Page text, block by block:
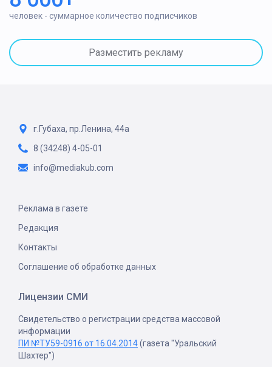
человек - суммарное количество подписчиков
Разместить рекламу
г.Губаха, пр.Ленина, 44а
8 (34248) 4-05-01
info@mediakub.com
Реклама в газете
Редакция
Контакты
Соглашение об обработке данных
Лицензии СМИ
Свидетельство о регистрации средства массовой
информации
ПИ №ТУ59-0916 от 16.04.2014(газета "Уральский
Шахтер")